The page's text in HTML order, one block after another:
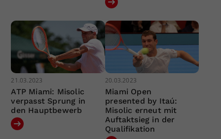
21.03.2023
ATP Miami: Misolic
verpasst Sprung in
den Hauptbewerb
20.03.2023
Miami Open
presented by Itaú:
Misolic erneut mit
Auftaktsieg in der
Qualifikation